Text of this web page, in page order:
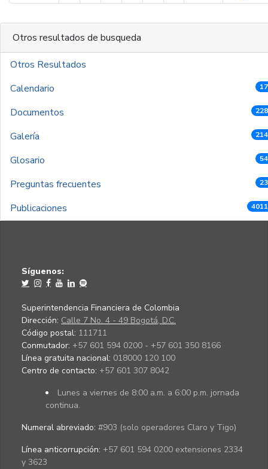
Otros resultados de busqueda
Otros Resultados
Calendario
Documentos
Galería
Glosario
Preguntas frecuentes
Publicaciones
Síguenos:
Superintendencia Financiera de Colombia
Dirección: Calle 7 No. 4 - 49 Bogotá, D.C.
Código postal: 111711
Conmutador: +57 601 594 0200 - +57 601 350 8166
Línea gratuita nacional: 018000 120 100
Centro de contacto: +57 601 307 8042
Lunes a viernes de 8:00 a.m. a 6:00 p.m. jornada
continua.
Numeral abreviado: #903 (solo operadores Claro y Tigo)
Línea anticorrupción: +57 601 594 0200 extensiones 2334
y 3623